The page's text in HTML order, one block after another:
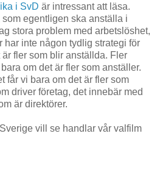
i SvD är intressant att läsa.
egentligen ska anställa i
stora problem med arbetslöshet,
har inte någon tydlig strategi för
fler som blir anställda. Fler
om det är fler som anställer.
får vi bara om det är fler som
driver företag, det innebär med
är direktörer.
vill se handlar vår valfilm